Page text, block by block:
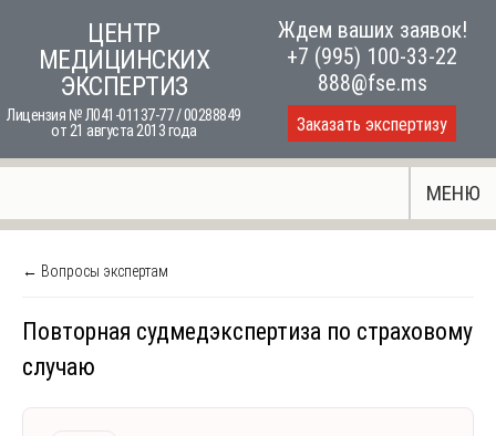
content
ЦЕНТР
МЕДИЦИНСКИХ
ЭКСПЕРТИЗ
Лицензия № Л041-01137-77 / 00288849
от 21 августа 2013 года
Ждем ваших заявок!
+7 (995) 100-33-22
888@fse.ms
Заказать экспертизу
МЕНЮ
← Вопросы экспертам
Повторная судмедэкспертиза по страховому
случаю